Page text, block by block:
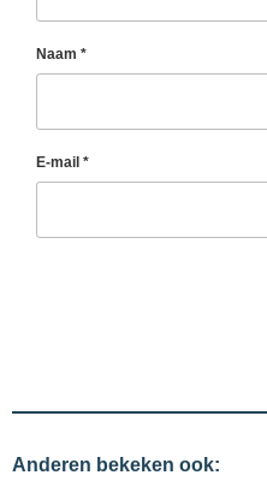
Naam *
E-mail *
Anderen bekeken ook: